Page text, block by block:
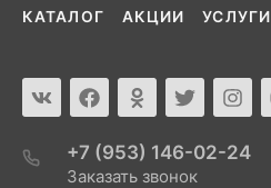
КАТАЛОГ АКЦИИ УСЛУГИ
+7 (953) 146-02-24
Заказать звонок